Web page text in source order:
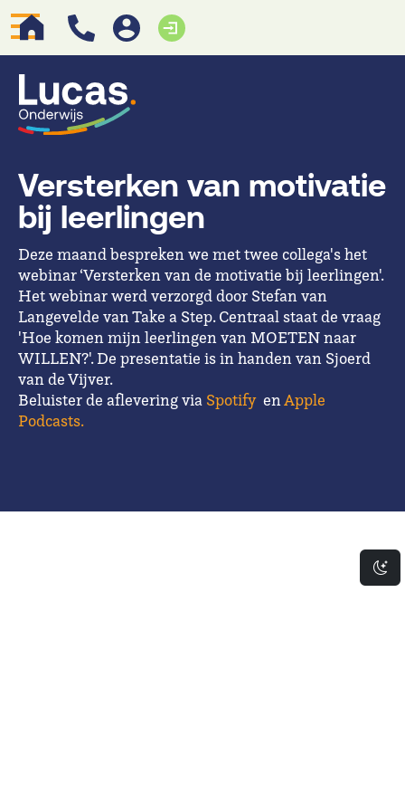
Versterken van motivatie
bij leerlingen
Deze maand bespreken we met twee collega's het
webinar ‘Versterken van de motivatie bij leerlingen'.
Het webinar werd verzorgd door Stefan van
Langevelde van Take a Step. Centraal staat de vraag
'Hoe komen mijn leerlingen van MOETEN naar
WILLEN?'. De presentatie is in handen van Sjoerd
van de Vijver.
Beluister de aflevering via Spotify enApple
Podcasts.